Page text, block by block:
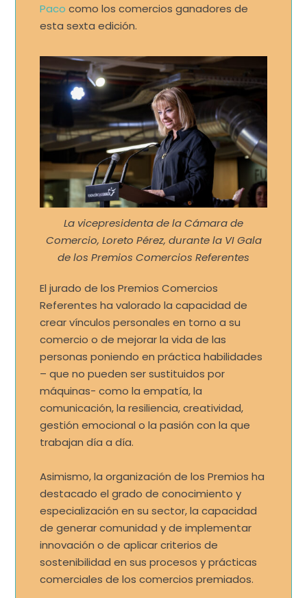
Paco como los comercios ganadores de
esta sexta edición.
La vicepresidenta de la Cámara de
Comercio, Loreto Pérez, durante la VI Gala
de los Premios Comercios Referentes
El jurado de los Premios Comercios
Referentes ha valorado la capacidad de
crear vínculos personales en torno a su
comercio o de mejorar la vida de las
personas poniendo en práctica habilidades
– que no pueden ser sustituidos por
máquinas- como la empatía, la
comunicación, la resiliencia, creatividad,
gestión emocional o la pasión con la que
trabajan día a día.
Asimismo, la organización de los Premios ha
destacado el grado de conocimiento y
especialización en su sector, la capacidad
de generar comunidad y de implementar
innovación o de aplicar criterios de
sostenibilidad en sus procesos y prácticas
comerciales de los comercios premiados.